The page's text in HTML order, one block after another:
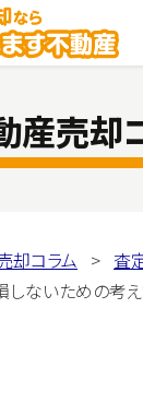
産売却
却コラム > 査
しないための考